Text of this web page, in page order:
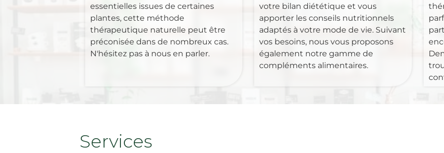
essentielles issues de certaines
plantes, cette méthode
thérapeutique naturelle peut être
préconisée dans de nombreux cas.
N'hésitez pas à nous en parler.
votre bilan diététique et vous
apporter les conseils nutritionnels
adaptés à votre mode de vie. Suivant
vos besoins, nous vous proposons
également notre gamme de
compléments alimentaires.
Services